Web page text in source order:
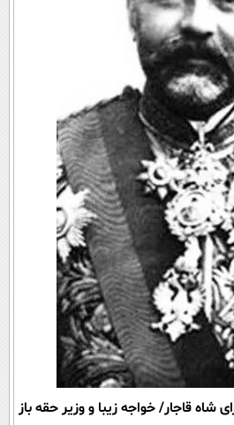
قاجار/ خواجه زیبا و وزیر حقه باز